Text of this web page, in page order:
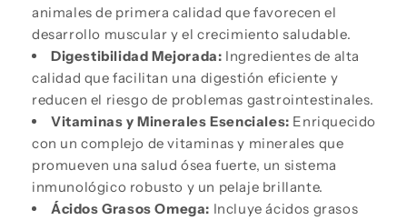
animales de primera calidad que favorecen el
desarrollo muscular y el crecimiento saludable.
Digestibilidad Mejorada: Ingredientes de alta
calidad que facilitan una digestión eficiente y
reducen el riesgo de problemas gastrointestinales.
Vitaminas y Minerales Esenciales: Enriquecido
con un complejo de vitaminas y minerales que
promueven una salud ósea fuerte, un sistema
inmunológico robusto y un pelaje brillante.
Ácidos Grasos Omega: Incluye ácidos grasos